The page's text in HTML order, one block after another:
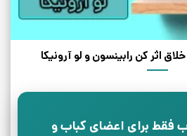
اثر کن رابینسون و لو آرونیکا
فقط برای اعضای کباب و